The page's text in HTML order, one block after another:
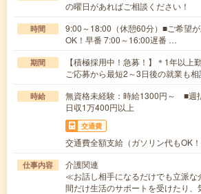
の曜日があればご相談ください！
時間
9:00～18:00（休憩60分）■ご希望
OK！早番 7:00～16:00遅番 …
期間
【積極採用中！急募！】＊1年以上
ご応募から最短2～3日後の就業も相
時給
無資格未経験：時給1300円～ ■
日収1万400円以上
交通費
交通費全額支給（ガソリン代もOK！
仕事内容
介護関連
≪お話し相手になるだけでも立派
間だけ生活のサポートを受けたり